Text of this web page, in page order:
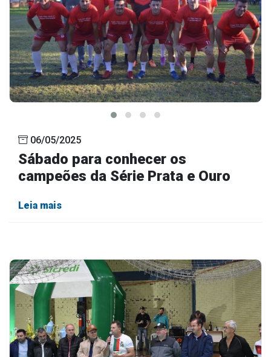
06/05/2025
Sábado para conhecer os
campeões da Série Prata e Ouro
Leia mais